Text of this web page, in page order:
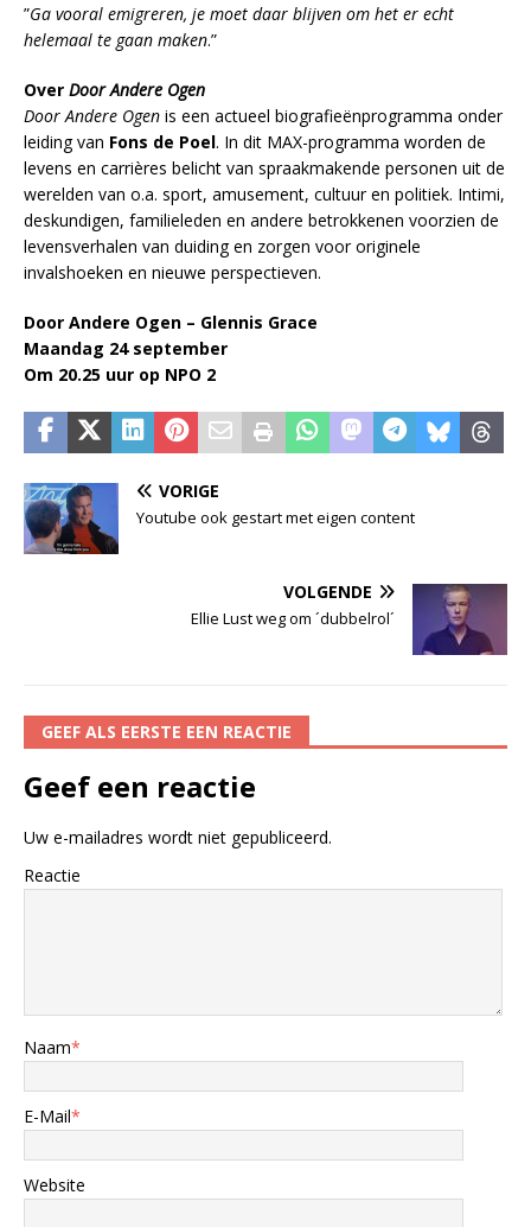
”Ga vooral emigreren, je moet daar blijven om het er echt
helemaal te gaan maken.”
Over Door Andere Ogen
Door Andere Ogen is een actueel biografieënprogramma onder
leiding van Fons de Poel. In dit MAX-programma worden de
levens en carrières belicht van spraakmakende personen uit de
werelden van o.a. sport, amusement, cultuur en politiek. Intimi,
deskundigen, familieleden en andere betrokkenen voorzien de
levensverhalen van duiding en zorgen voor originele
invalshoeken en nieuwe perspectieven.
Door Andere Ogen – Glennis Grace
Maandag 24 september
Om 20.25 uur op NPO 2
VORIGE
Youtube ook gestart met eigen content
VOLGENDE
Ellie Lust weg om ´dubbelrol´
GEEF ALS EERSTE EEN REACTIE
Geef een reactie
Uw e-mailadres wordt niet gepubliceerd.
Reactie
Naam*
E-Mail*
Website